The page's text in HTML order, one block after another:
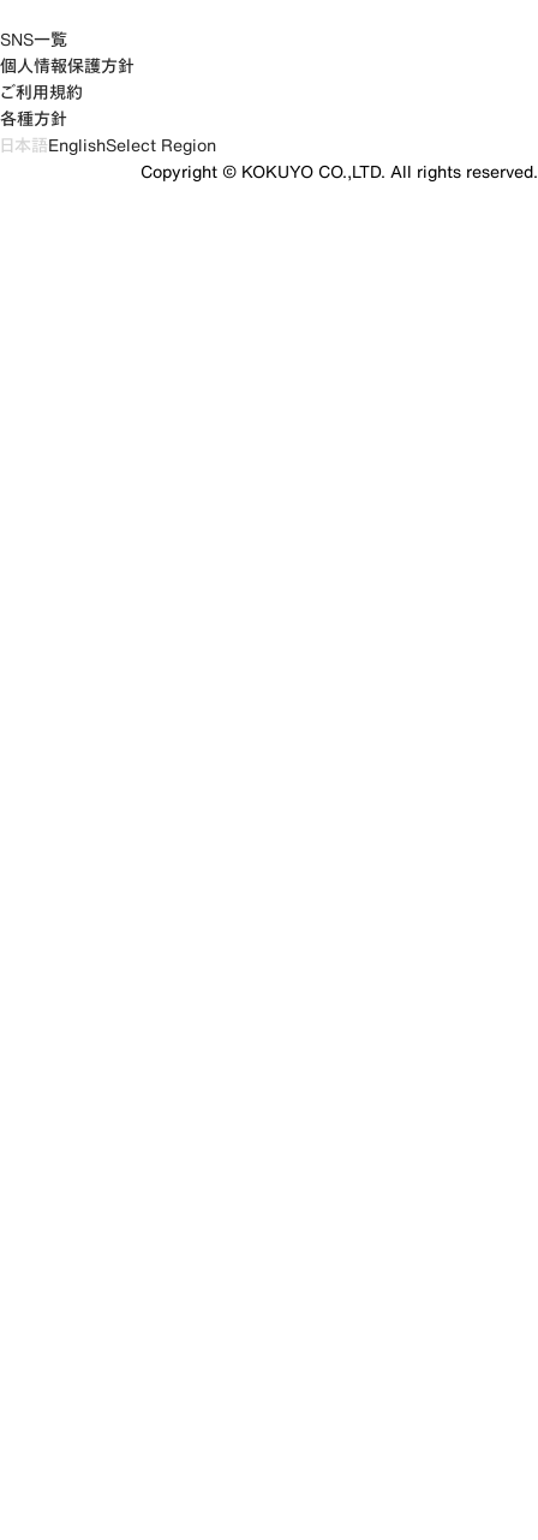
SNS一覧
個人情報保護方針
ご利用規約
各種方針
日本語EnglishSelect Region
Copyright © KOKUYO CO.,LTD. All rights reserved.